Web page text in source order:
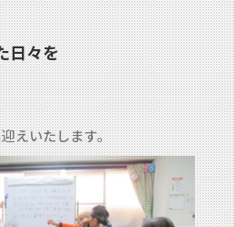
日々を
えいたします。